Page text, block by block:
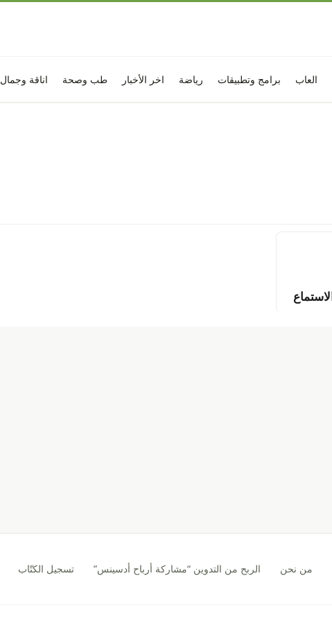
العاب برامج وتطبيقات رياضة اخر الأخبار طب وصحة اناقة وجمال
من نحن الربح من التدوين “مشاركة أرباح أدسينس” تسجيل الكتّاب